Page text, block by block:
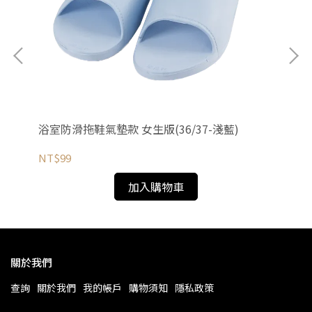
浴室防滑拖鞋氣墊款 女生版(36/37-淺藍)
NT$99
加入購物車
關於我們
查詢 關於我們 我的帳戶 購物須知 隱私政策